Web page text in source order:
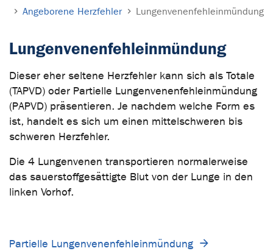
Angeborene Herzfehler
Lungenvenenfehleinmündung
Lungenvenenfehleinmündung
Dieser eher seltene Herzfehler kann sich als Totale
(TAPVD) oder Partielle Lungenvenenfehleinmündung
(PAPVD) präsentieren. Je nachdem welche Form es
ist, handelt es sich um einen mittelschweren bis
schweren Herzfehler.
Die 4 Lungenvenen transportieren normalerweise
das sauerstoffgesättigte Blut von der Lunge in den
linken Vorhof.
Partielle Lungenvenenfehleinmündung